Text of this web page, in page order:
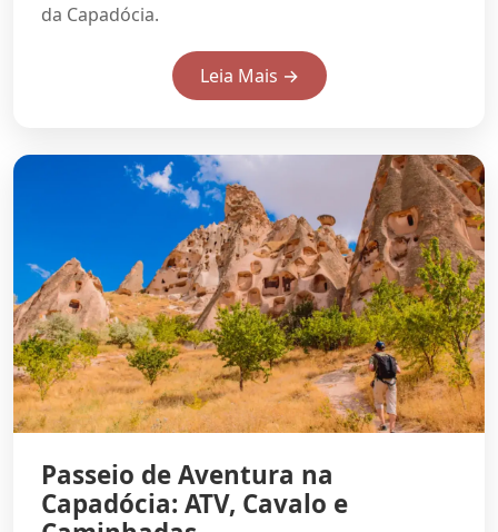
da Capadócia.
Leia Mais →
Passeio de Aventura na
Capadócia: ATV, Cavalo e